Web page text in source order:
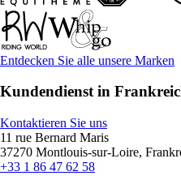
Entdecken Sie alle unsere Marken
Kundendienst in
Kontaktieren Sie uns
11 rue Bernard Maris
37270 Montlouis-sur-Loire,
+33 1 86 47 62 58